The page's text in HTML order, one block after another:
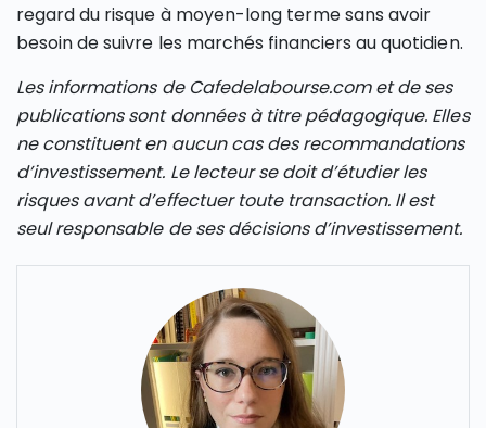
regard du risque à moyen-long terme sans avoir
besoin de suivre les marchés financiers au quotidien.
Les informations de Cafedelabourse.com et de ses
publications sont données à titre pédagogique. Elles
ne constituent en aucun cas des recommandations
d’investissement. Le lecteur se doit d’étudier les
risques avant d’effectuer toute transaction. Il est
seul responsable de ses décisions d’investissement.